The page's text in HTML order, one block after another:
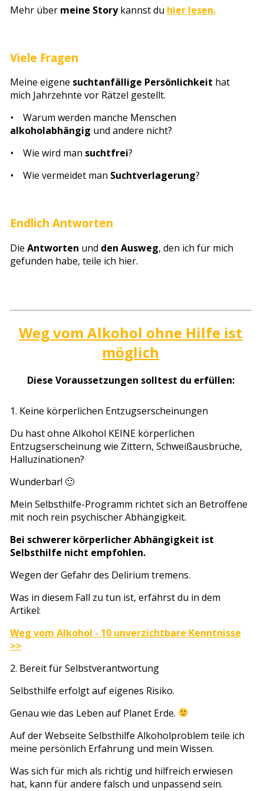
Mehr über meine Storykannst du hier lesen.
Viele Fragen
Meine eigene suchtanfällige Persönlichkeit hat
mich Jahrzehnte vor Rätzel gestellt.
• Warum werden manche Menschen
alkoholabhängig und andere nicht?
• Wie wird man suchtfrei?
• Wie vermeidet man Suchtverlagerung?
Endlich Antworten
Die Antworten und den Ausweg, den ich für mich
gefunden habe, teile ich hier.
Weg vom Alkohol ohne Hilfe ist
möglich
Diese Voraussetzungen solltest du erfüllen:
1. Keine körperlichen Entzugserscheinungen
Du hast ohne Alkohol KEINE körperlichen
Entzugserscheinung wie Zittern, Schweißausbrüche,
Halluzinationen?
Wunderbar! 🙂
Mein Selbsthilfe-Programm richtet sich an Betroffene
mit noch rein psychischer Abhängigkeit.
Bei schwerer körperlicher Abhängigkeit ist
Selbsthilfe nicht empfohlen.
Wegen der Gefahr des Delirium tremens.
Was in diesem Fall zu tun ist, erfährst du in dem
Artikel:
Weg vom Alkohol - 10 unverzichtbare Kenntnisse
>>
2. Bereit für Selbstverantwortung
Selbsthilfe erfolgt auf eigenes Risiko.
Genau wie das Leben auf Planet Erde.
Auf der Webseite Selbsthilfe Alkoholproblem teile ich
meine persönlich Erfahrung und mein Wissen.
Was sich für mich als richtig und hilfreich erwiesen
hat, kann für andere falsch und unpassend sein.